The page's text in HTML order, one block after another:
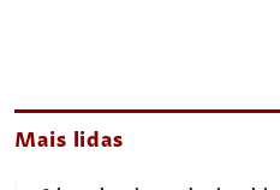
Mais lidas